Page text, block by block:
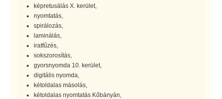
képretusálás X. kerület,
nyomtatás,
spirálozás,
laminálás,
iratfűzés,
sokszorosítás,
gyorsnyomda 10. kerület,
digitális nyomda,
kétoldalas másolás,
kétoldalas nyomtatás Kőbányán,